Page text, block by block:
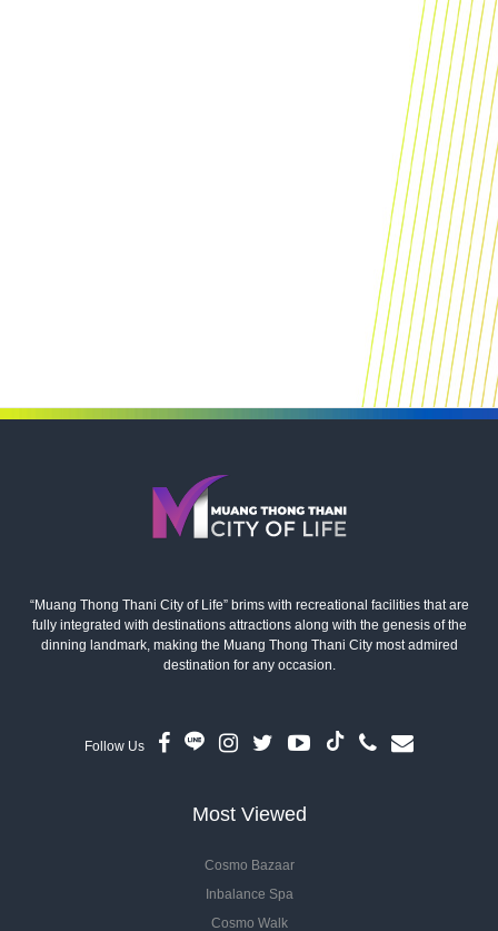
“Muang Thong Thani City of Life” brims with recreational facilities that are
fully integrated with destinations attractions along with the genesis of the
dinning landmark, making the Muang Thong Thani City most admired
destination for any occasion.
Follow Us
Most Viewed
Cosmo Bazaar
Inbalance Spa
Cosmo Walk